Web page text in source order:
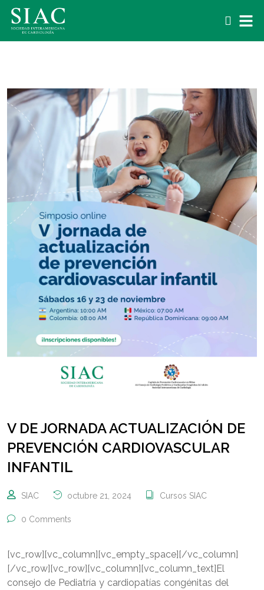
V DE JORNADA ACTUALIZACIÓN DE
PREVENCIÓN CARDIOVASCULAR
INFANTIL
SIAC octubre 21, 2024 Cursos SIAC
0 Comments
[vc_row][vc_column][vc_empty_space][/vc_column]
[/vc_row][vc_row][vc_column][vc_column_text]El
consejo de Pediatría y cardiopatías congénitas del